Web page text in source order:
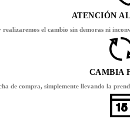
ATENCIÓN
el cambio sin demoras ni
CAMBIA
de compra, simplemente llevando la